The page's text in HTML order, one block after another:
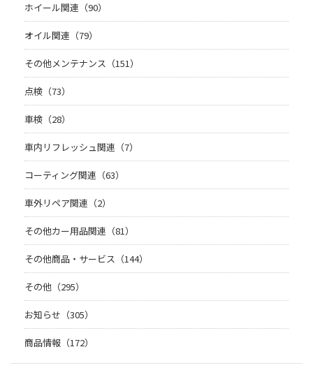
ホイール関連（90）
オイル関連（79）
その他メンテナンス（151）
点検（73）
車検（28）
車内リフレッシュ関連（7）
コーティング関連（63）
車外リペア関連（2）
その他カー用品関連（81）
その他商品・サービス（144）
その他（295）
お知らせ（305）
商品情報（172）